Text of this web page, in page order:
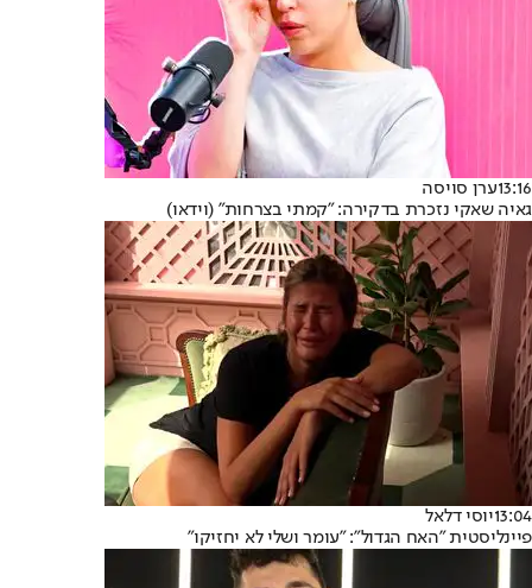
13:16ערן סויסה
גאיה שאקי נזכרת בדקירה: "קמתי בצרחות" (וידאו)
13:04יוסי דלאל
פיינליסטית "האח הגדול": "עומר ושלי לא יחזיקו"